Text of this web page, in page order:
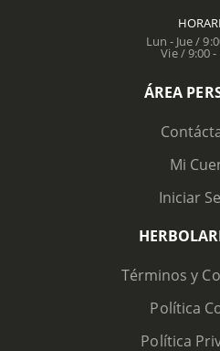
Lun - Jue /
Vie / 9:00 -
ÁREA
Mi
Iniciar
Términos y
Política
Política